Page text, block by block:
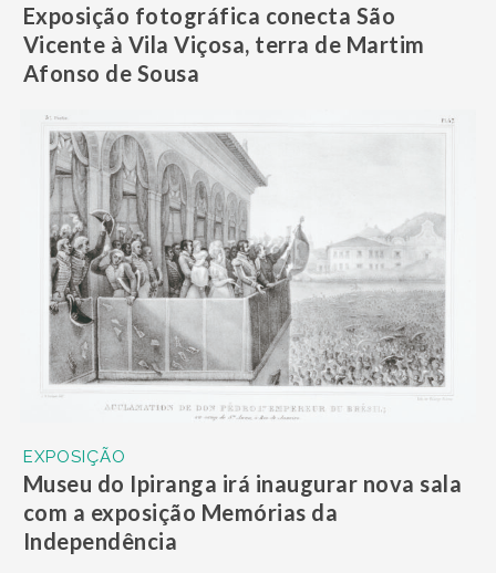
Exposição fotográfica conecta São
Vicente à Vila Viçosa, terra de Martim
Afonso de Sousa
EXPOSIÇÃO
Museu do Ipiranga irá inaugurar nova sala
com a exposição Memórias da
Independência